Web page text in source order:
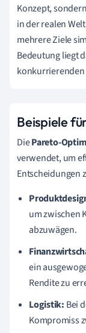
Konzept,
in der realen
mehrere Ziele
Bedeutung liegt
konkurrierenden
Beispiele
DiePareto-
verwendet, um
Entscheidungen
um zwischen
abzuwägen.
ein
Rendite zu
Logistik: Bei
Kompromiss